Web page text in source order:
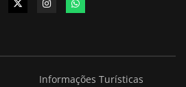
Informações Turísticas